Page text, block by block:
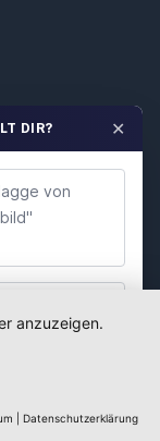
DIR? ✕
anzuzeigen.
Datenschutzerklärung